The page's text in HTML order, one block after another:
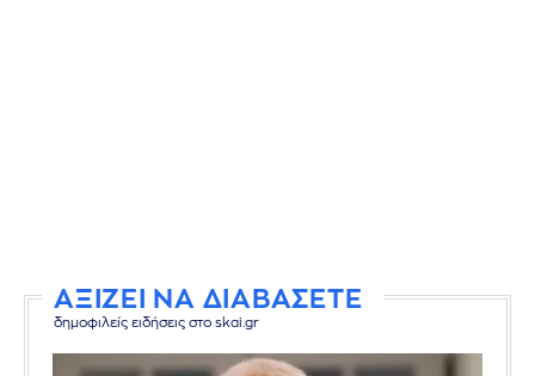
ΑΞΙΖΕΙ ΝΑ ΔΙΑΒΑΣΕΤΕ
δημοφιλείς ειδήσεις στο skai.gr